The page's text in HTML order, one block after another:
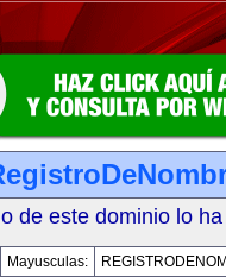
de este dominio lo
Mayusculas: